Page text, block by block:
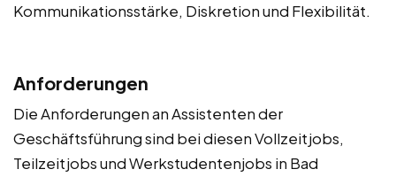
Kommunikationsstärke, Diskretion und Flexibilität.
Anforderungen
Die Anforderungen an Assistenten der
Geschäftsführung sind bei diesen Vollzeitjobs,
Teilzeitjobs und Werkstudentenjobs in Bad